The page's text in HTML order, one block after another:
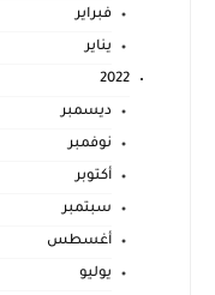
فبراير
يناير
2022
ديسمبر
نوفمبر
أكتوبر
سبتمبر
أغسطس
يوليو